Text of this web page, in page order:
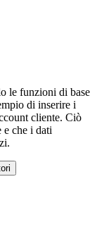
le funzioni di base
di inserire i
cliente. Ciò
e che i dati